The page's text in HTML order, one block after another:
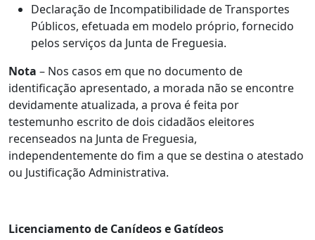
Declaração de Incompatibilidade de Transportes
Públicos, efetuada em modelo próprio, fornecido
pelos serviços da Junta de Freguesia.
Nota – Nos casos em que no documento de
identificação apresentado, a morada não se encontre
devidamente atualizada, a prova é feita por
testemunho escrito de dois cidadãos eleitores
recenseados na Junta de Freguesia,
independentemente do fim a que se destina o atestado
ou Justificação Administrativa.
Licenciamento de Canídeos e Gatídeos